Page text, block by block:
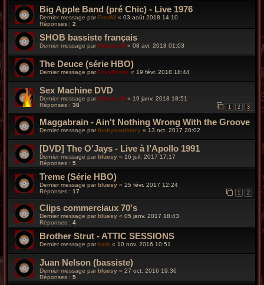
Big Apple Band (pré Chic) - Live 1976
Dernier message parFredW« 03 août 2018 14:10
Réponses : 2
SHOB bassiste français
Dernier message par Wonder B « 08 avr. 2018 01:03
The Deuce (série HBO)
Dernier message parFoxyBronx « 19 févr. 2018 18:44
Sex Machine DVD
Dernier message par Wonder B « 19 janv. 2018 18:51
Réponses : 38 1 2 3
Maggabrain - Ain't Nothing Wrong With the Groove
Dernier message parfunkysoulstory « 13 oct. 2017 20:02
[DVD] The O’Jays - Live à l’Apollo 1991
Dernier message par bluesy « 16 juil. 2017 17:17
Réponses : 5
Treme (Série HBO)
Dernier message parbluesy « 25 févr. 2017 12:24
Réponses : 17 1 2
Clips commerciaux 70's
Dernier message par bluesy « 05 janv. 2017 18:43
Réponses : 4
Brother Strut - ATTIC SESSIONS
Dernier message parkata « 10 nov. 2016 10:51
Juan Nelson (bassiste)
Dernier message par bluesy « 27 oct. 2016 19:36
Réponses : 5